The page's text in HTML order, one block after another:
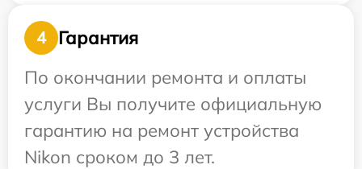
4
Гарантия
По окончании ремонта и оплаты
услуги Вы получите официальную
гарантию на ремонт устройства
Nikon сроком до 3 лет.